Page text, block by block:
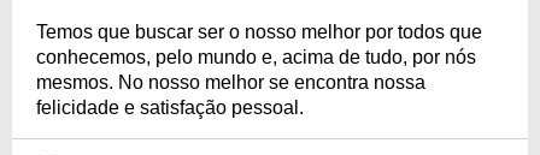
Temos que buscar ser o nosso melhor por todos que
conhecemos, pelo mundo e, acima de tudo, por nós
mesmos. No nosso melhor se encontra nossa
felicidade e satisfação pessoal.